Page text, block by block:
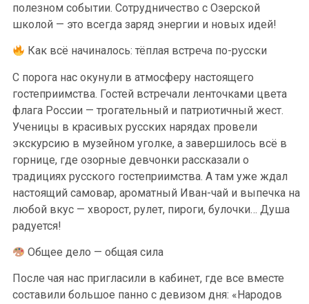
полезном событии. Сотрудничество с Озерской
школой — это всегда заряд энергии и новых идей!
Как всё начиналось: тёплая встреча по-русски
С порога нас окунули в атмосферу настоящего
гостеприимства. Гостей встречали ленточками цвета
флага России — трогательный и патриотичный жест.
Ученицы в красивых русских нарядах провели
экскурсию в музейном уголке, а завершилось всё в
горнице, где озорные девчонки рассказали о
традициях русского гостеприимства. А там уже ждал
настоящий самовар, ароматный Иван-чай и выпечка на
любой вкус — хворост, рулет, пироги, булочки… Душа
радуется!
Общее дело — общая сила
После чая нас пригласили в кабинет, где все вместе
составили большое панно с девизом дня: «Народов